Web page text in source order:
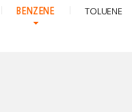
BENZENE TOLUENE